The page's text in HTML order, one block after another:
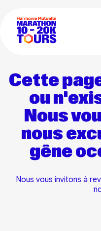
Cette
ou
Nous
nous
gêne
Nous vous invitons à